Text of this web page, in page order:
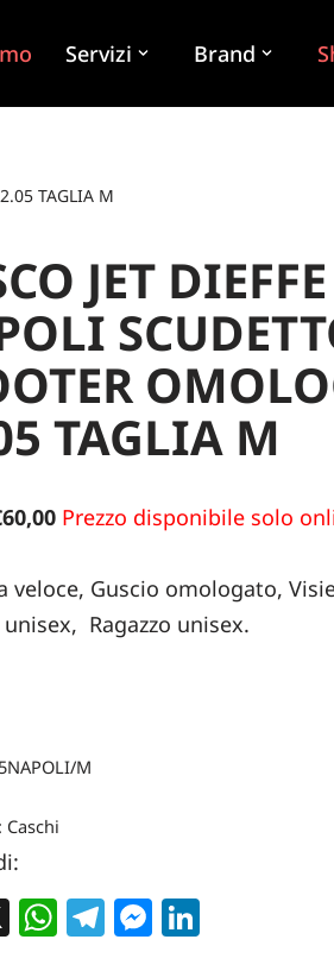
Servizi Brand
TAGLIA M
JET
TAGLIA M
60,00 Prezzo disponibile solo
veloce, Guscio omologato,
Ragazzo unisex.
M
Caschi
X WhatsApp
Telegram
Messenger